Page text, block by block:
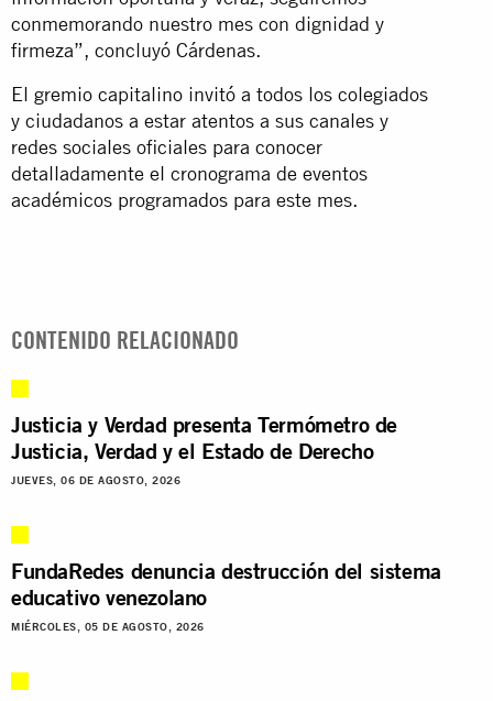
conmemorando nuestro mes con dignidad y
firmeza”, concluyó Cárdenas.
El gremio capitalino invitó a todos los colegiados
y ciudadanos a estar atentos a sus canales y
redes sociales oficiales para conocer
detalladamente el cronograma de eventos
académicos programados para este mes.
CONTENIDO RELACIONADO
Justicia y Verdad presenta Termómetro de
Justicia, Verdad y el Estado de Derecho
JUEVES, 06 DE AGOSTO, 2026
FundaRedes denuncia destrucción del sistema
educativo venezolano
MIÉRCOLES, 05 DE AGOSTO, 2026